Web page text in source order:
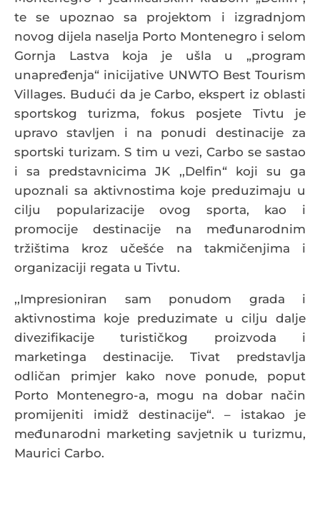
te se upoznao sa projektom i izgradnjom
novog dijela naselja Porto Montenegro i selom
Gornja Lastva koja je ušla u „program
unapređenja“ inicijative UNWTO Best Tourism
Villages. Budući da je Carbo, ekspert iz oblasti
sportskog turizma, fokus posjete Tivtu je
upravo stavljen i na ponudi destinacije za
sportski turizam. S tim u vezi, Carbo se sastao
i sa predstavnicima JK ,,Delfin“ koji su ga
upoznali sa aktivnostima koje preduzimaju u
cilju popularizacije ovog sporta, kao i
promocije destinacije na međunarodnim
tržištima kroz učešće na takmičenjima i
organizaciji regata u Tivtu.
,,Impresioniran sam ponudom grada i
aktivnostima koje preduzimate u cilju dalje
divezifikacije turističkog proizvoda i
marketinga destinacije. Tivat predstavlja
odličan primjer kako nove ponude, poput
Porto Montenegro-a, mogu na dobar način
promijeniti imidž destinacije“. – istakao je
međunarodni marketing savjetnik u turizmu,
Maurici Carbo.